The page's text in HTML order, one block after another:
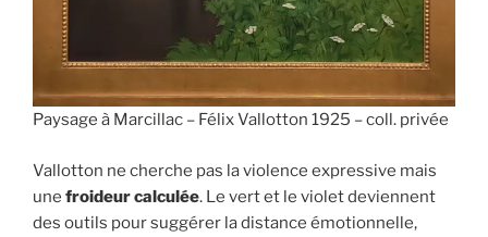
Paysage à Marcillac – Félix Vallotton 1925 – coll. privée
Vallotton ne cherche pas la violence expressive mais
une froideur calculée. Le vert et le violet deviennent
des outils pour suggérer la distance émotionnelle,